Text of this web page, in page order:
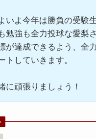
いよ今年は勝負の受験
勉強も全力投球な愛梨
が達成できるよう、全
トしていきます。
に頑張りましょう！